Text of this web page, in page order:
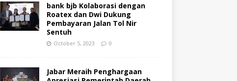
bank bjb Kolaborasi dengan
Roatex dan Dwi Dukung
Pembayaran Jalan Tol Nir
Sentuh
October 5, 2023 0
Jabar Meraih Penghargaan